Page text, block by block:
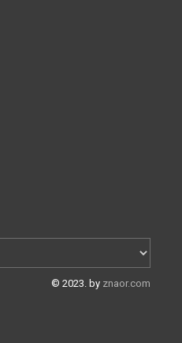
© 2023. by znaor.com